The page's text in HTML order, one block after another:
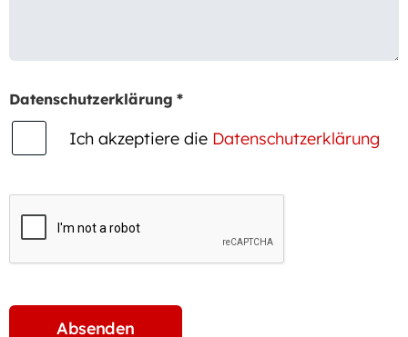
Datenschutzerklärung *
Ich akzeptiere die Datenschutzerklärung